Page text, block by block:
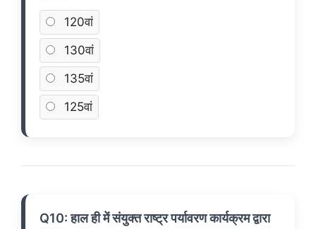
120वां
130वां
135वां
125वां
Q10: हाल ही में संयुक्त राष्ट्र पर्यावरण कार्यक्रम द्वारा